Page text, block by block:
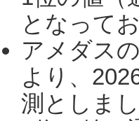
となって
アメダス
より、
測としま